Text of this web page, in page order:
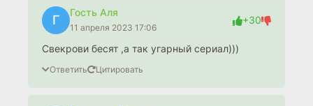
Г
Гость Аля
11 апреля 2023 17:06
+30
Свекрови бесят ,а так угарный сериал)))
Ответить Цитировать